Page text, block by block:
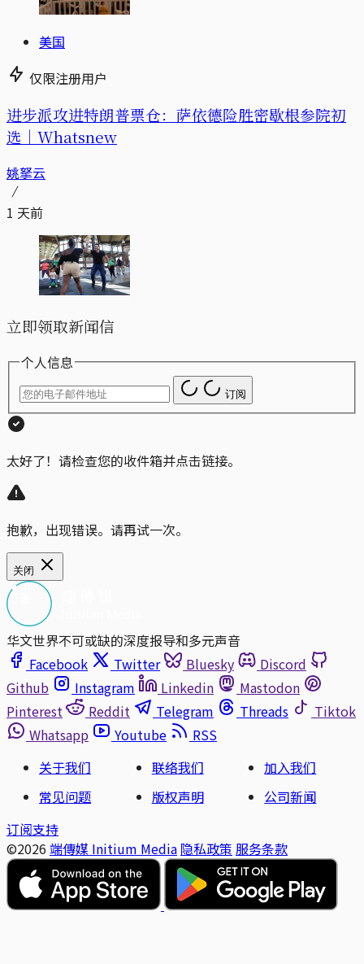
美国
仅限注册用户
进步派攻进特朗普票仓：萨依德险胜密歇根参院初
选｜Whatsnew
姚拏云
1 天前
立即领取新闻信
个人信息
订阅
太好了！请检查您的收件箱并点击链接。
抱歉，出现错误。请再试一次。
关闭
华文世界不可或缺的深度报导和多元声音
Facebook
Twitter Bluesky
Discord
Github
Instagram Linkedin
Mastodon
Pinterest
Reddit Telegram Threads
Tiktok
Whatsapp
Youtube
RSS
关于我们
联络我们
加入我们
常见问题
版权声明
公司新闻
订阅支持
©2026 端傳媒 Initium Media 隐私政策 服务条款